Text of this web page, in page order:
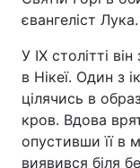
євангеліст Лука.
У IX столітті
в Нікеї. Один з
цілячись в
кров. Вдова
опустивши її в
виявився біля